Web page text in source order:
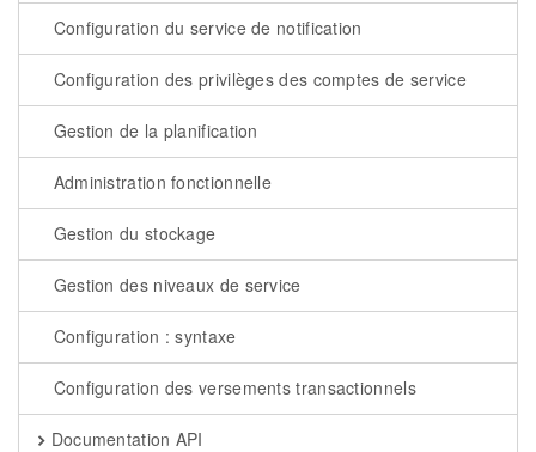
Configuration du service de notification
Configuration des privilèges des comptes de service
Gestion de la planification
Administration fonctionnelle
Gestion du stockage
Gestion des niveaux de service
Configuration : syntaxe
Configuration des versements transactionnels
Documentation API